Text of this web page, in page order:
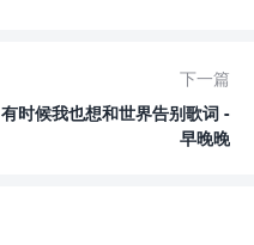
下一篇
有时候我也想和世界告别歌词 -
早晚晚